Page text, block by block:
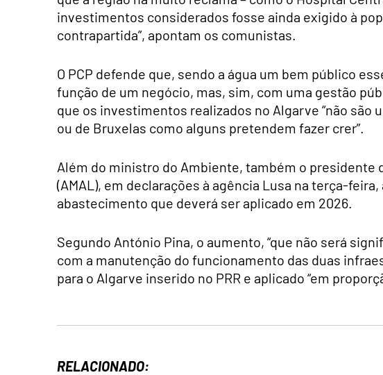
investimentos considerados fosse ainda exigido à
contrapartida”, apontam os comunistas.
O PCP defende que, sendo a água um bem público
função de um negócio, mas, sim, com uma gestão
que os investimentos realizados no Algarve “não são
ou de Bruxelas como alguns pretendem fazer crer”.
Além do ministro do Ambiente, também o presidente
(AMAL), em declarações à agência Lusa na terça-
abastecimento que deverá ser aplicado em 2026.
Segundo António Pina, o aumento, “que não será
com a manutenção do funcionamento das duas
para o Algarve inserido no PRR e aplicado “em
RELACIONADO: